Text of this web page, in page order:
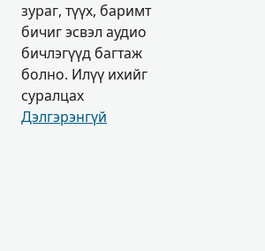
зураг, түүх, баримт
бичиг эсвэл аудио
бичлэгүүд багтаж
болно. Илүү ихийг
суралцах
Дэлгэрэнгүй